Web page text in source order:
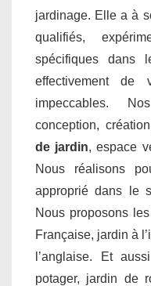
jardinage. Elle a à
qualifiés,
spécifiques dans
effectivement de
impeccables.
conception,
de jardin, espace
Nous réalisons
approprié dans le
Nous proposons
Française, jardin à
l’anglaise. Et
potager, jardin de